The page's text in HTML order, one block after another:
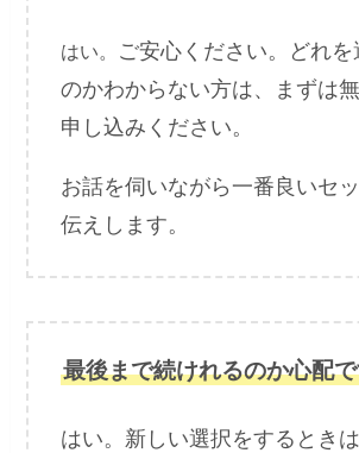
はい。 ご安心ください。どれ
のかわからない方は、まずは
申し込みください。
お話を伺いながら一番良いセ
伝えします。
最後まで続けれるのか心配
はい。新しい選択をするとき